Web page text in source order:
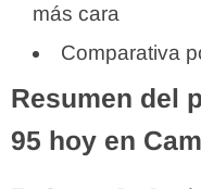
más cara
Comparativa
Resumen del
95 hoy en